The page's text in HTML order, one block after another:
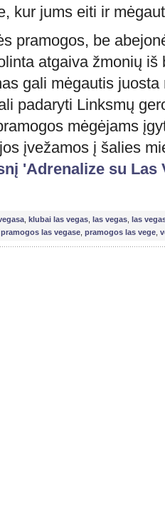
kur jums eiti ir
pramogos, be
atgaiva žmonių iš
gali mėgautis
padaryti Linksmų
mėgėjams
įvežamos į šalies
'Adrenalize su Las
klubai las vegas las vegas las
pramogos las vegase pramogos las vege